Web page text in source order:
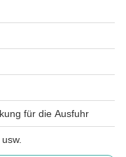
für die Ausfuhr